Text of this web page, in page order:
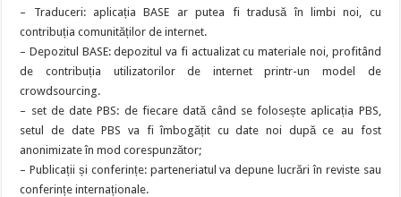
– Traduceri: aplicația BASE ar putea fi tradusă în limbi noi, cu
contribuția comunităților de internet.
– Depozitul BASE: depozitul va fi actualizat cu materiale noi, profitând
de contribuția utilizatorilor de internet printr-un model de
crowdsourcing.
– set de date PBS: de fiecare dată când se folosește aplicația PBS,
setul de date PBS va fi îmbogățit cu date noi după ce au fost
anonimizate în mod corespunzător;
– Publicații și conferințe: parteneriatul va depune lucrări în reviste sau
conferințe internaționale.